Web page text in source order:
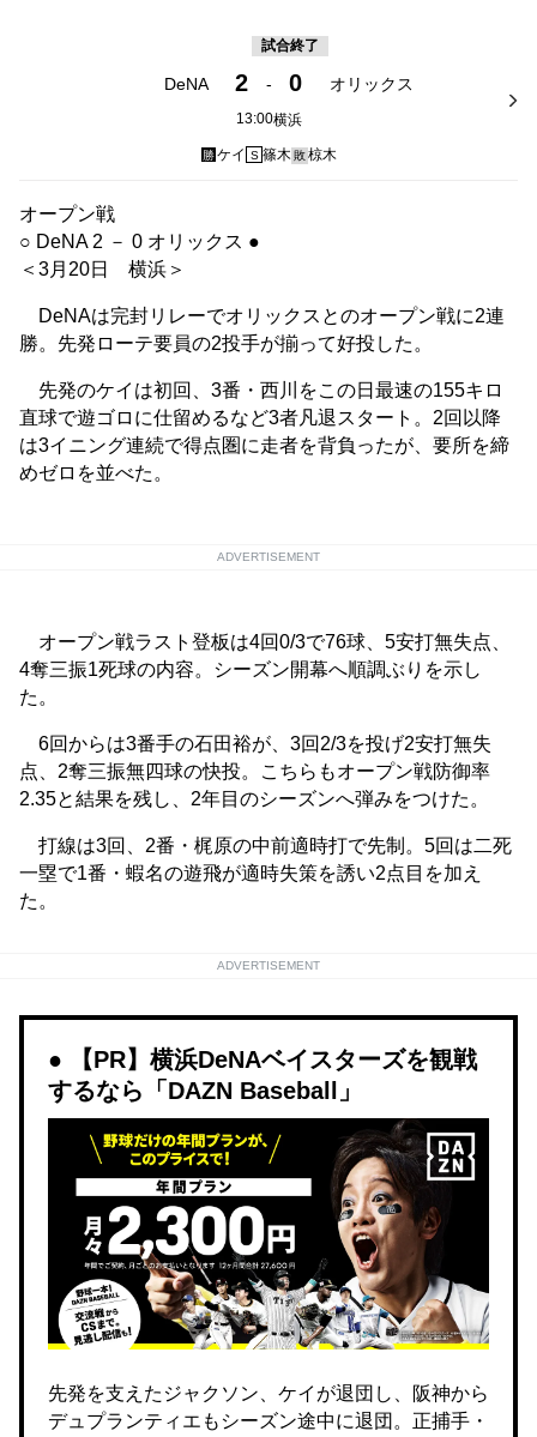
試合終了
DeNA 2 - 0 オリックス
13:00横浜
勝ケイ S 篠木敗椋木
オープン戦
○ DeNA 2 － 0 オリックス ●
＜3月20日 横浜＞
DeNAは完封リレーでオリックスとのオープン戦に2連
勝。先発ローテ要員の2投手が揃って好投した。
先発のケイは初回、3番・西川をこの日最速の155キロ
直球で遊ゴロに仕留めるなど3者凡退スタート。2回以降
は3イニング連続で得点圏に走者を背負ったが、要所を締
めゼロを並べた。
ADVERTISEMENT
オープン戦ラスト登板は4回0/3で76球、5安打無失点、
4奪三振1死球の内容。シーズン開幕へ順調ぶりを示し
た。
6回からは3番手の石田裕が、3回2/3を投げ2安打無失
点、2奪三振無四球の快投。こちらもオープン戦防御率
2.35と結果を残し、2年目のシーズンへ弾みをつけた。
打線は3回、2番・梶原の中前適時打で先制。5回は二死
一塁で1番・蝦名の遊飛が適時失策を誘い2点目を加え
た。
ADVERTISEMENT
【PR】横浜DeNAベイスターズを観戦
するなら「DAZN Baseball」
先発を支えたジャクソン、ケイが退団し、阪神から
デュプランティエもシーズン途中に退団。正捕手・